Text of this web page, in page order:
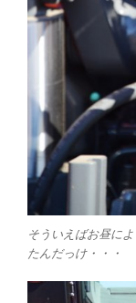
そういえばお昼に
たんだっけ・・・